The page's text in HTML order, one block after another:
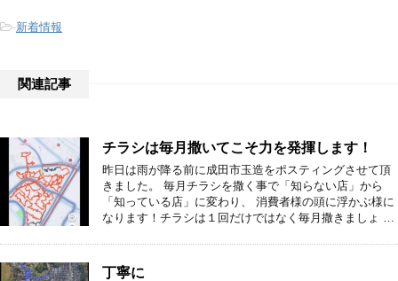
-新着情報
関連記事
チラシは毎月撒いてこそ力を発揮します！
昨日は雨が降る前に成田市玉造をポスティングさせて頂
きました。 毎月チラシを撒く事で「知らない店」から
「知っている店」に変わり、 消費者様の頭に浮かぶ様に
なります！チラシは１回だけではなく毎月撒きましょ …
丁寧に